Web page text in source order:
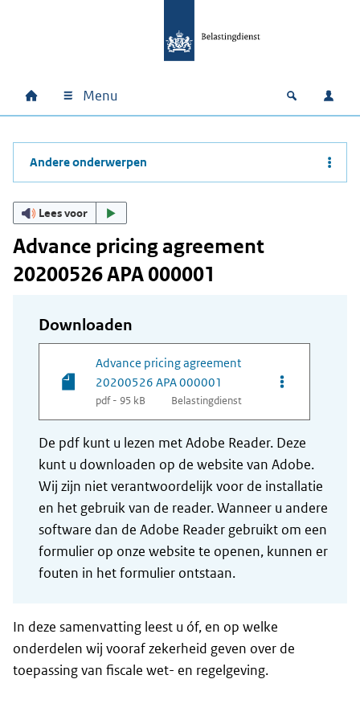
Hoofdnavigatie
Home Menu Open
Andere onderwerpen
Lees voor
Advance pricing agreement
20200526 APA 000001
Downloaden
Advance pricing agreement
20200526 APA 000001
pdf - 95 kB Belastingdienst
Opties van
De pdf kunt u lezen met Adobe Reader. Deze
kunt u downloaden op de website van Adobe.
Wij zijn niet verantwoordelijk voor de installatie
en het gebruik van de reader. Wanneer u andere
software dan de Adobe Reader gebruikt om een
formulier op onze website te openen, kunnen er
fouten in het formulier ontstaan.
In deze samenvatting leest u óf, en op welke
onderdelen wij vooraf zekerheid geven over de
toepassing van fiscale wet- en regelgeving.